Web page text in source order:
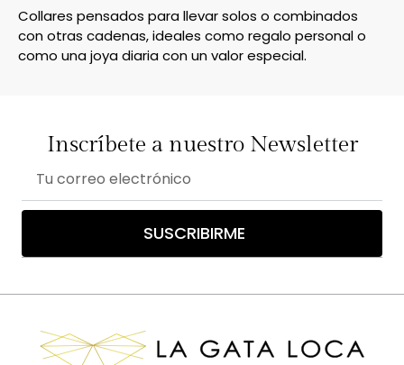
Collares pensados para llevar solos o combinados
con otras cadenas, ideales como regalo personal o
como una joya diaria con un valor especial.
Inscríbete a nuestro Newsletter
electrónico
SUSCRIBIRME